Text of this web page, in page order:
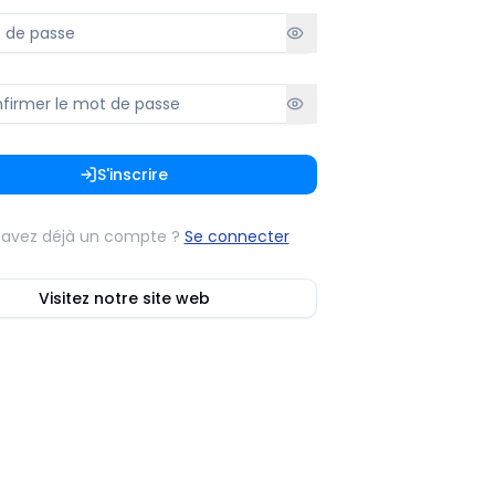
S'inscrire
déjà un compte ? Se connecter
Visitez notre site web